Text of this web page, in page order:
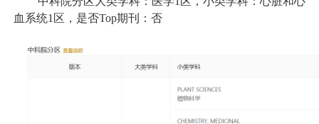
血系统1区，是否Top期刊：否